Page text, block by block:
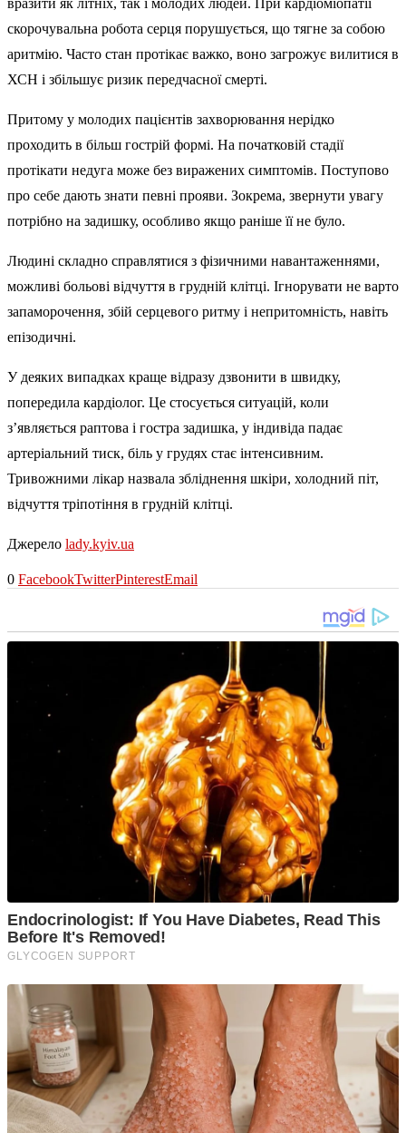
вразити як літніх, так і молодих людей. При кардіоміопатії
скорочувальна робота серця порушується, що тягне за собою
аритмію. Часто стан протікає важко, воно загрожує вилитися в
ХСН і збільшує ризик передчасної смерті.
Притому у молодих пацієнтів захворювання нерідко
проходить в більш гострій формі. На початковій стадії
протікати недуга може без виражених симптомів. Поступово
про себе дають знати певні прояви. Зокрема, звернути увагу
потрібно на задишку, особливо якщо раніше її не було.
Людині складно справлятися з фізичними навантаженнями,
можливі больові відчуття в грудній клітці. Ігнорувати не варто
запаморочення, збій серцевого ритму і непритомність, навіть
епізодичні.
У деяких випадках краще відразу дзвонити в швидку,
попередила кардіолог. Це стосується ситуацій, коли
з’являється раптова і гостра задишка, у індивіда падає
артеріальний тиск, біль у грудях стає інтенсивним.
Тривожними лікар назвала збліднення шкіри, холодний піт,
відчуття тріпотіння в грудній клітці.
Джерело lady.kyiv.ua
0 FacebookTwitterPinterestEmail